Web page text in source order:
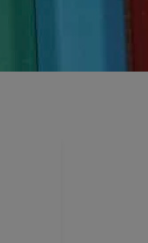
Berton